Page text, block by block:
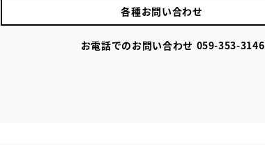
各種お問い合わせ
お電話でのお問い合わせ 059-353-3146